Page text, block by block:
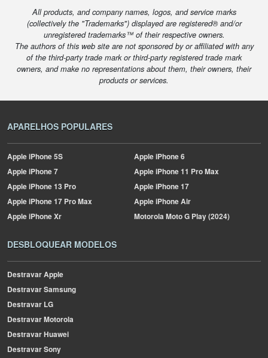
All products, and company names, logos, and service marks
(collectively the "Trademarks") displayed are registered® and/or
unregistered trademarks™ of their respective owners.
The authors of this web site are not sponsored by or affiliated with any
of the third-party trade mark or third-party registered trade mark
owners, and make no representations about them, their owners, their
products or services.
APARELHOS POPULARES
AppleiPhone 5S AppleiPhone 6
AppleiPhone 7 AppleiPhone 11 Pro Max
AppleiPhone 13 Pro AppleiPhone 17
AppleiPhone 17 Pro Max AppleiPhone Air
AppleiPhone Xr MotorolaMoto G Play (2024)
DESBLOQUEAR MODELOS
Destravar Apple
Destravar Samsung
Destravar LG
Destravar Motorola
Destravar Huawei
Destravar Sony